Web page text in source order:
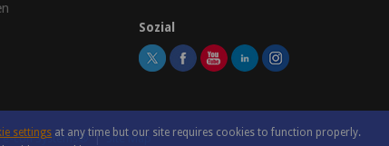
Sozial
e-con Systems® |Site Map
settings at any time but our site requires cookies to function properly.